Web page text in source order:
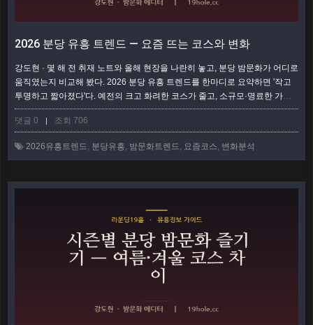
2026 분당 유흥 트렌드 — 요즘 뜨는 코스와 변화
강도현 · 몇 해 전 취재 노트와 올해 현장을 나란히 놓고, 분당 밤문화가 어디로
움직였는지 비교해 봤다. 2026 분당 유흥 트렌드를 한마디로 요약하면 '작고
투명하고 짧아졌다'다. 예전의 크고 화려한 코스가 줄고, 소규모·명료한 가격·
짧은 회전으로 무게중심이 옮겨 갔다. 코로나 이후 회식 문화가 바뀌고, 세대
가 교체되고, 판교 IT 상권이 커지면서 분당의 밤도 함께 변했다. 이 글은 과거
길고 '흥' 중심이던 시절 몇 해 전만 해도 분당 밤문화의 표준은…
더보기
댓글 0 | 조회 706
2026유흥트렌드, 분당유흥, 밤문화트렌드, 요즘코스, 변화분석